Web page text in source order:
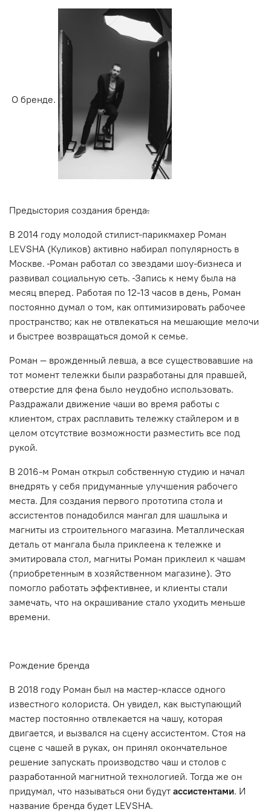
О бренде.
Предыстория создания бренда.
В 2014 году молодой стилист-парикмахер Роман
LEVSHA (Куликов) активно набирал популярность в
Москве. Роман работал со звездами шоу-бизнеса и
развивал социальную сеть. Запись к нему была на
месяц вперед. Работая по 12-13 часов в день, Роман
постоянно думал о том, как оптимизировать рабочее
пространство; как не отвлекаться на мешающие мелочи
и быстрее возвращаться домой к семье.
Роман — врожденный левша, а все существовавшие на
тот момент тележки были разработаны для правшей,
отверстие для фена было неудобно использовать.
Раздражали движение чаши во время работы с
клиентом, страх расплавить тележку стайлером и в
целом отсутствие возможности разместить все под
рукой.
В 2016-м Роман открыл собственную студию и начал
внедрять у себя придуманные улучшения рабочего
места. Для создания первого прототипа стола и
ассистентов понадобился мангал для шашлыка и
магниты из строительного магазина. Металлическая
деталь от мангала была приклеена к тележке и
эмитировала стол, магниты Роман приклеил к чашам
(приобретенным в хозяйственном магазине). Это
помогло работать эффективнее, и клиенты стали
замечать, что на окрашивание стало уходить меньше
времени.
Рождение бренда
В 2018 году Роман был на мастер-классе одного
известного колориста. Он увидел, как выступающий
мастер постоянно отвлекается на чашу, которая
двигается, и вызвался на сцену ассистентом. Стоя на
сцене с чашей в руках, он принял окончательное
решение запускать производство чаш и столов с
разработанной магнитной технологией. Тогда же он
придумал, что называться они будут ассистентами. И
название бренда будет LEVSHA.